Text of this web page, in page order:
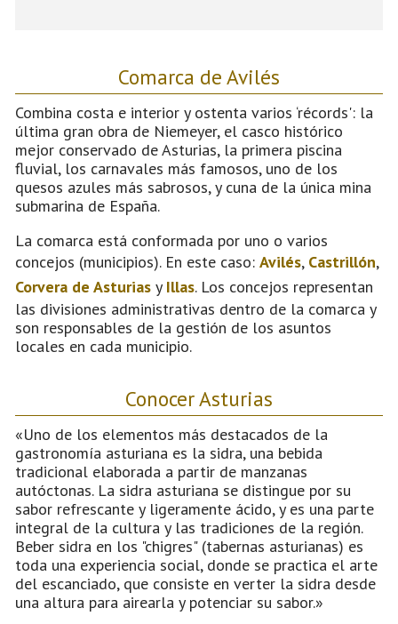
Comarca de Avilés
Combina costa e interior y ostenta varios ‘récords': la
última gran obra de Niemeyer, el casco histórico
mejor conservado de Asturias, la primera piscina
fluvial, los carnavales más famosos, uno de los
quesos azules más sabrosos, y cuna de la única mina
submarina de España.
La comarca está conformada por uno o varios
concejos (municipios). En este caso: Avilés, Castrillón,
Corvera de Asturias y Illas. Los concejos representan
las divisiones administrativas dentro de la comarca y
son responsables de la gestión de los asuntos
locales en cada municipio.
Conocer Asturias
«Uno de los elementos más destacados de la
gastronomía asturiana es la sidra, una bebida
tradicional elaborada a partir de manzanas
autóctonas. La sidra asturiana se distingue por su
sabor refrescante y ligeramente ácido, y es una parte
integral de la cultura y las tradiciones de la región.
Beber sidra en los "chigres" (tabernas asturianas) es
toda una experiencia social, donde se practica el arte
del escanciado, que consiste en verter la sidra desde
una altura para airearla y potenciar su sabor.»